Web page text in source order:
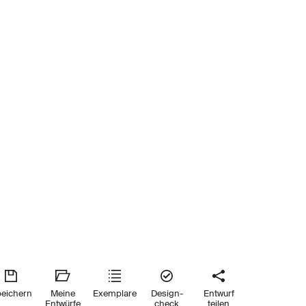
Meine
Entwürfe
Exemplare
Design-
check
Entwurf
teilen